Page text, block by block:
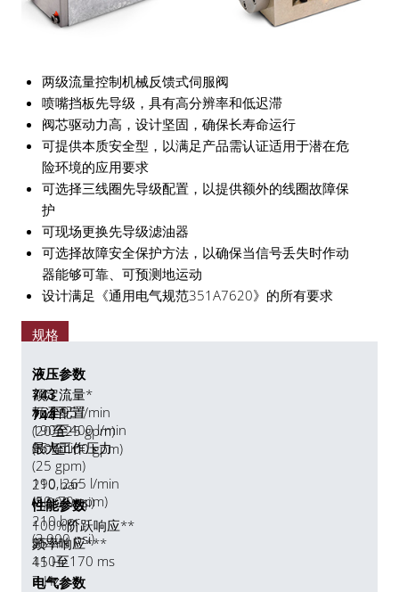
两级流量控制机械反馈式伺服阀
喷嘴挡板先导级，具有高分辨率和低迟滞
阀芯驱动力高，设计坚固，确保长寿命运行
可提供本质安全型，以满足产品需认证适用于潜在危
险环境的应用要求
可选择三线圈先导级配置，以提供额外的线圈故障保
护
可现场更换先导级滤油器
可选择故障安全保护方法，以确保当信号丢失时作动
器能够可靠、可预测地运动
设计满足《通用电气规范351A7620》的所有要求
规格
液压参数
743
744
额定流量*
75至95 l/min
(20至25 gpm)
190至400 l/min
(50至100 gpm)
标准配置
95 l/min
(25 gpm)
190, 265 l/min
(50, 70 gpm)
最大工作压力
210 bar
(3,000 psi)
210 bar
(3,000 psi)
性能参数
100%阶跃响应**
25 ms
110至170 ms
频率响应***
45 Hz
7 Hz
电气参数